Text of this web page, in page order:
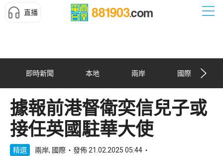
直播
即時新聞 本地 兩岸 國際
據報前港督衛奕信兒子或
接任英國駐華大使
精選 兩岸, 國際
發佈 21.02.2025 05:44